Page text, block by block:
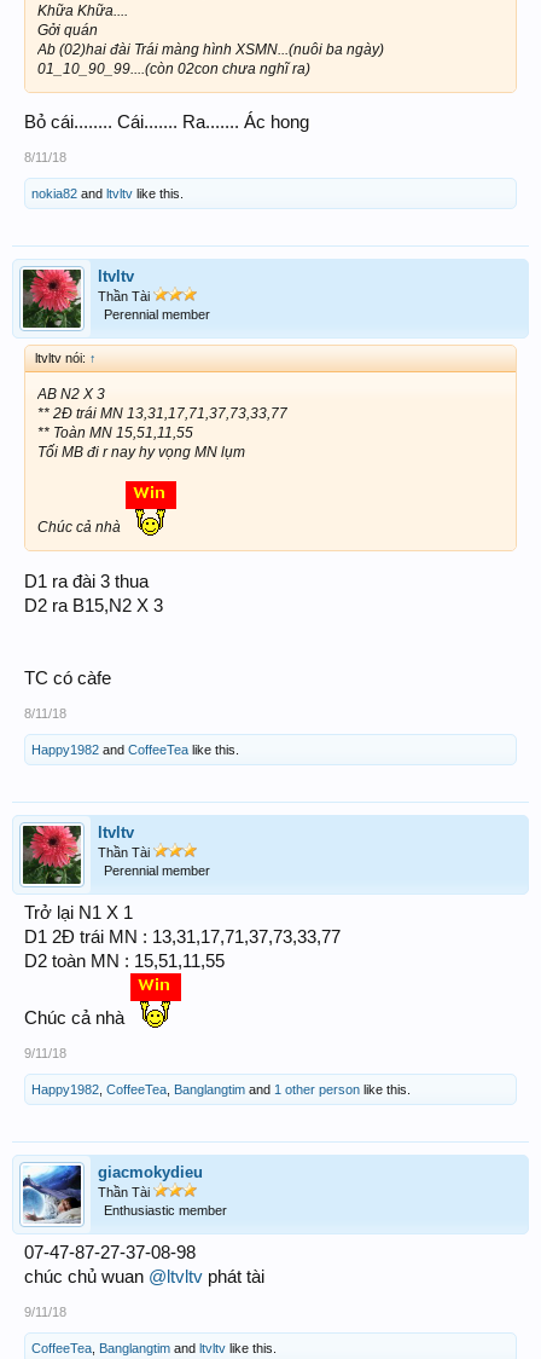
Khữa Khữa....
Gởi quán
Ab (02)hai đài Trái màng hình XSMN...(nuôi ba ngày)
01_10_90_99....(còn 02con chưa nghĩ ra)
Bỏ cái........ Cái....... Ra....... Ác hong
8/11/18
nokia82 and ltvltv like this.
ltvltv
Thần Tài
Perennial member
ltvltv nói: ↑
AB N2 X 3
** 2Đ trái MN 13,31,17,71,37,73,33,77
** Toàn MN 15,51,11,55
Tối MB đi r nay hy vọng MN lụm
Chúc cả nhà
D1 ra đài 3 thua
D2 ra B15,N2 X 3
TC có càfe
8/11/18
Happy1982 and CoffeeTea like this.
ltvltv
Thần Tài
Perennial member
Trở lại N1 X 1
D1 2Đ trái MN : 13,31,17,71,37,73,33,77
D2 toàn MN : 15,51,11,55
Chúc cả nhà
9/11/18
Happy1982 CoffeeTea Banglangtim and 1 other person like this.
giacmokydieu
Thần Tài
Enthusiastic member
07-47-87-27-37-08-98
chúc chủ wuan @ltvltv phát tài
9/11/18
CoffeeTea Banglangtim and ltvltv like this.